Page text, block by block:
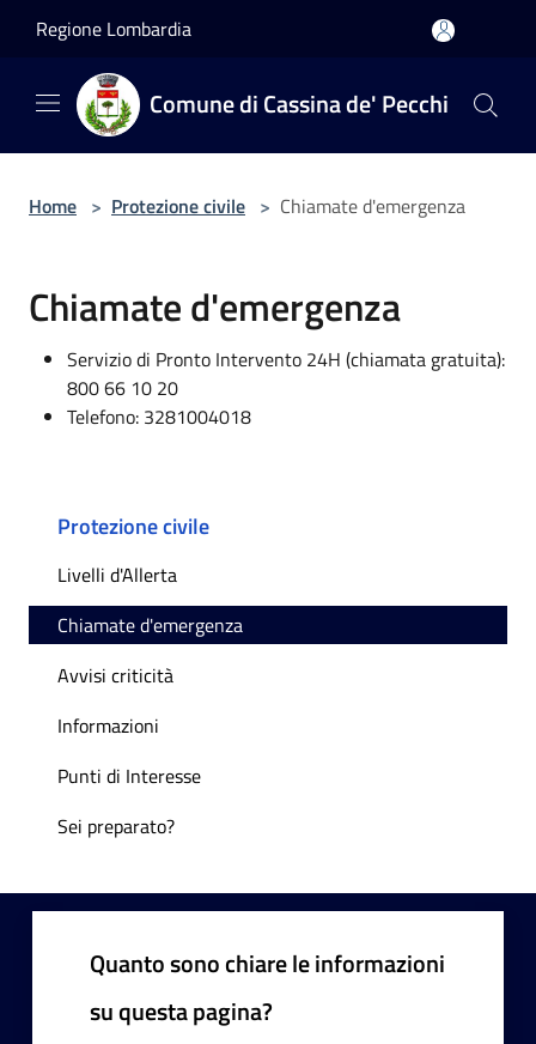
Regione Lombardia
Comune di Cassina de' Pecchi
Home > Protezione civile > Chiamate d'emergenza
Chiamate d'emergenza
Servizio di Pronto Intervento 24H (chiamata gratuita):
800 66 10 20
Telefono: 3281004018
Protezione civile
Livelli d'Allerta
Chiamate d'emergenza
Avvisi criticità
Informazioni
Punti di Interesse
Sei preparato?
Quanto sono chiare le informazioni
su questa pagina?